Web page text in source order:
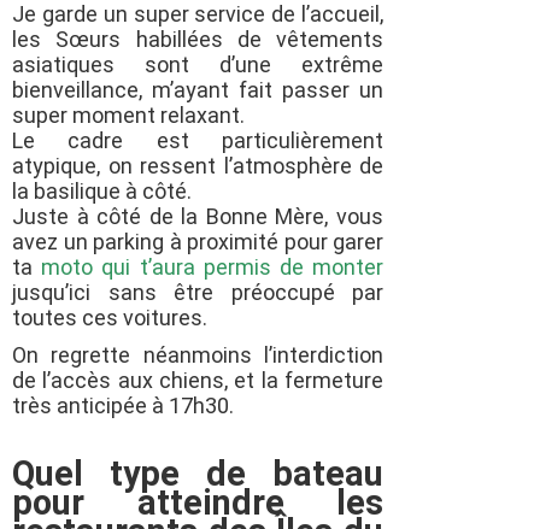
Je garde un super service de l’accueil,
les Sœurs habillées de vêtements
asiatiques sont d’une extrême
bienveillance, m’ayant fait passer un
super moment relaxant.
Le cadre est particulièrement
atypique, on ressent l’atmosphère de
la basilique à côté.
Juste à côté de la Bonne Mère, vous
avez un parking à proximité pour garer
ta moto qui t’aura permis de monter
jusqu’ici sans être préoccupé par
toutes ces voitures.
On regrette néanmoins l’interdiction
de l’accès aux chiens, et la fermeture
très anticipée à 17h30.
Quel type de bateau
pour atteindre les